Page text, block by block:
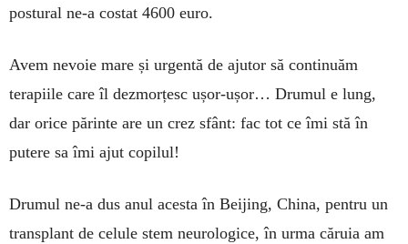
postural ne-a costat 4600 euro.
Avem nevoie mare și urgentă de ajutor să con­tinuăm
terapiile care îl dezmorțesc ușor-ușor… Dru­mul e lung,
dar orice părinte are un crez sfânt: fac tot ce îmi stă în
putere sa îmi ajut copilul!
Drumul ne-a dus anul acesta în Beijing, Chi­na, pentru un
transplant de celule stem ne­uro­logice, în urma căruia am